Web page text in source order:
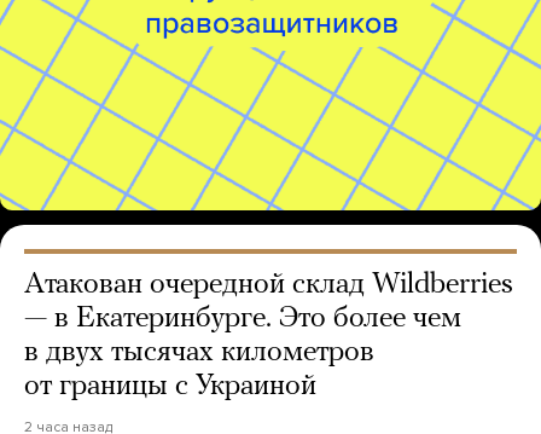
Атакован очередной склад Wildberries
— в Екатеринбурге. Это более чем
в двух тысячах километров
от границы с Украиной
2 часа назад